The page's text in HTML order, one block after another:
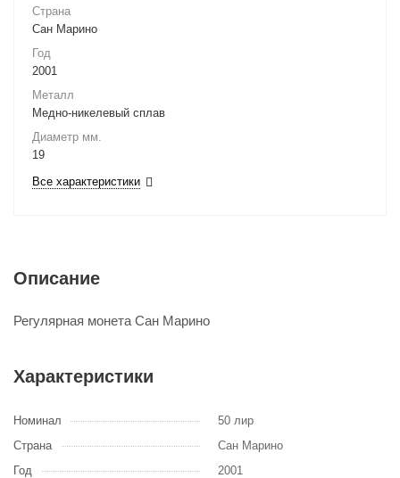
Страна
Сан Марино
Год
2001
Металл
Медно-никелевый сплав
Диаметр мм.
19
Все характеристики
Описание
Регулярная монета Сан Марино
Характеристики
Номинал
50 лир
Страна
Сан Марино
Год
2001